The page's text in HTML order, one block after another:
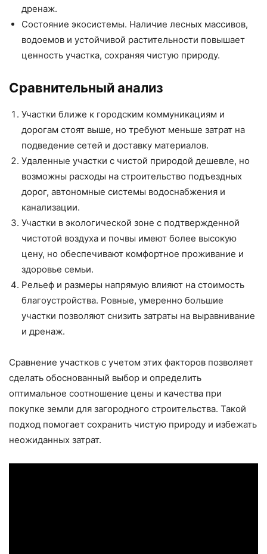
дренаж.
Состояние экосистемы. Наличие лесных массивов,
водоемов и устойчивой растительности повышает
ценность участка, сохраняя чистую природу.
Сравнительный анализ
Участки ближе к городским коммуникациям и
дорогам стоят выше, но требуют меньше затрат на
подведение сетей и доставку материалов.
Удаленные участки с чистой природой дешевле, но
возможны расходы на строительство подъездных
дорог, автономные системы водоснабжения и
канализации.
Участки в экологической зоне с подтвержденной
чистотой воздуха и почвы имеют более высокую
цену, но обеспечивают комфортное проживание и
здоровье семьи.
Рельеф и размеры напрямую влияют на стоимость
благоустройства. Ровные, умеренно большие
участки позволяют снизить затраты на выравнивание
и дренаж.
Сравнение участков с учетом этих факторов позволяет
сделать обоснованный выбор и определить
оптимальное соотношение цены и качества при
покупке земли для загородного строительства. Такой
подход помогает сохранить чистую природу и избежать
неожиданных затрат.